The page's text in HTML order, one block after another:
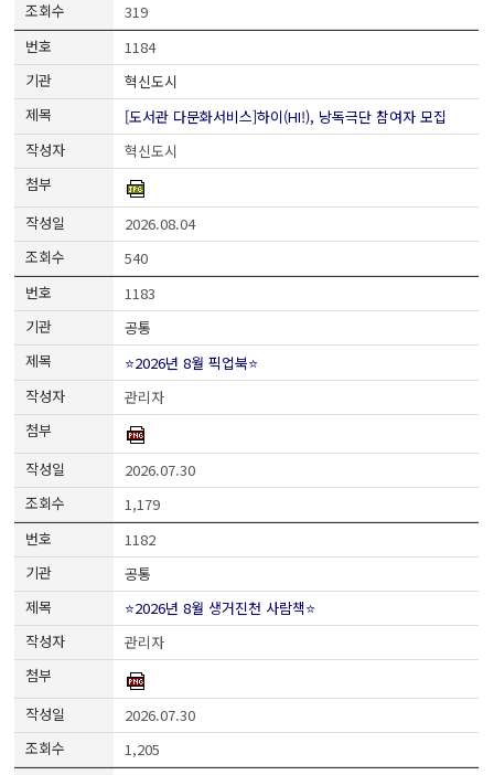
319
1184
혁신도시
[도서관 다문화서비스]하이(HI!), 낭독극단 참여자 모집
혁신도시
2026.08.04
540
1183
공통
⭐2026년 8월 픽업북⭐
관리자
2026.07.30
1,179
1182
공통
⭐2026년 8월 생거진천 사람책⭐
관리자
2026.07.30
1,205